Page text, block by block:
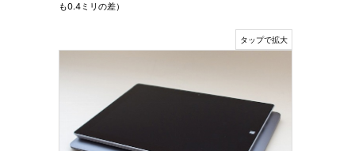
も0.4ミリの差）